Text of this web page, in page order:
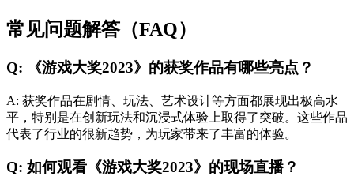
常见问题解答（FAQ）
Q: 《游戏大奖2023》的获奖作品有哪些亮点？
A: 获奖作品在剧情、玩法、艺术设计等方面都展现出极高水
平，特别是在创新玩法和沉浸式体验上取得了突破。这些作品
代表了行业的很新趋势，为玩家带来了丰富的体验。
Q: 如何观看《游戏大奖2023》的现场直播？